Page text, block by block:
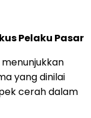
Pelaku Pasar
menunjukkan
yangdinilai
cerahdalam